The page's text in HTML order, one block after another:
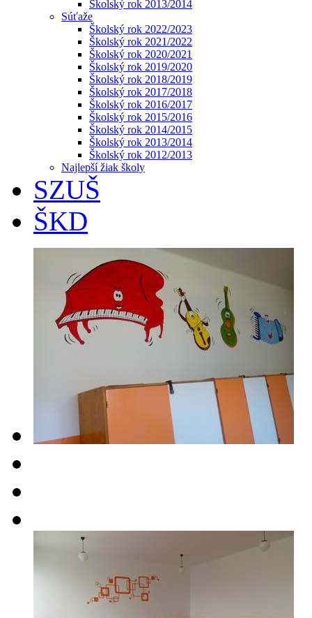
Školský rok 2013/2014
Súťaže
Školský rok 2022/2023
Školský rok 2021/2022
Školský rok 2020/2021
Školský rok 2019/2020
Školský rok 2018/2019
Školský rok 2017/2018
Školský rok 2016/2017
Školský rok 2015/2016
Školský rok 2014/2015
Školský rok 2013/2014
Školský rok 2012/2013
Najlepší žiak školy
SZUŠ
ŠKD